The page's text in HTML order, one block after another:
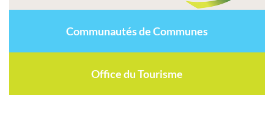
Communautés de Communes
Office du Tourisme